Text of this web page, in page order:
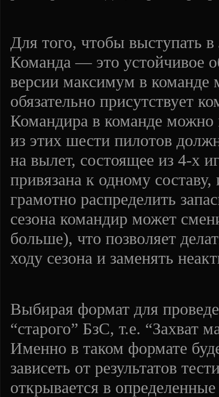
Для того, чтобы выступать
Команда — это устойчивое
версии максимум в команде
обязательно присутствует
Командира в команде можно
из этих шести пилотов
на вылет, состоящее из 4-х
привязана к одному
грамотно распределить
сезона командир может
больше), что позволяет
ходу сезона и заменять
Выбирая формат для
“старого” БзС, т.е. “Захват
Именно в таком формате
зависеть от результатов
открывается в